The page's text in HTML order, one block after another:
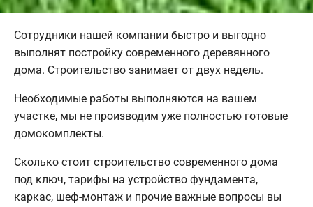
Сотрудники нашей компании быстро и выгодно
выполнят постройку современного деревянного
дома. Строительство занимает от двух недель.
Необходимые работы выполняются на вашем
участке, мы не производим уже полностью готовые
домокомплекты.
Сколько стоит строительство современного дома
под ключ, тарифы на устройство фундамента,
каркас, шеф-монтаж и прочие важные вопросы вы